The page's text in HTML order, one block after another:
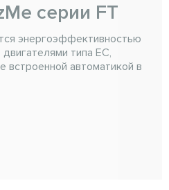
серии FT
энергоэффективностью
типа EC,
встроенной автоматикой в